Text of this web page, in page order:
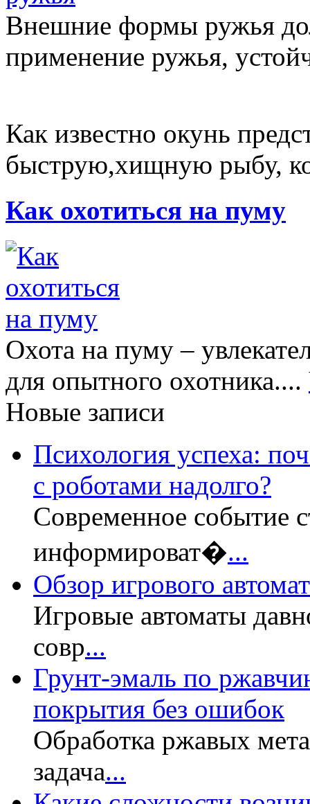
Внешние формы ружья
применение ружья,
Как известно окунь
быструю,хищную рыбу,
Как охотиться на пуму
Охота на пуму –
для опытного охотника....
Новые записи
Психология успеха:
с роботами надолго?
Современное событие
информироват�...
Обзор игрового
Игровые автоматы
совр...
Грунт-эмаль по
покрытия без ошибок
Обработка ржавых
задача...